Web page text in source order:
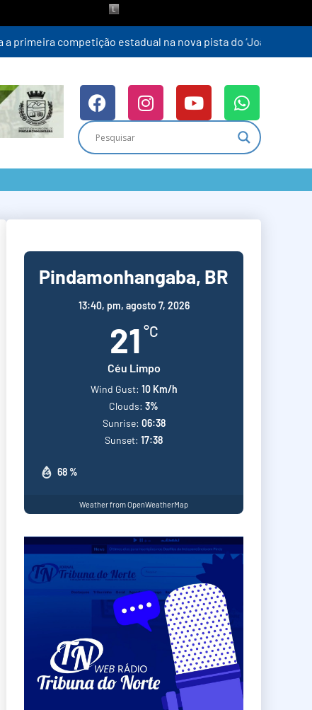
Pindamonhangaba, BR
13:40, pm, agosto 7, 2026
21 °C
Céu Limpo
68 %
Wind Gust: 10 Km/h
Clouds: 3%
Sunrise: 06:38
Sunset: 17:38
Weather from OpenWeatherMap